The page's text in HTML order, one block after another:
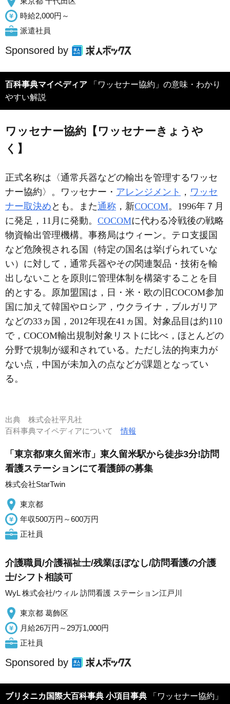
時給2,000円～
派遣社員
Sponsored by
百科事典マイペディア 「ワッセナー協約」の意味・わかり
やすい解説
ワッセナー協約【ワッセナーきょうや
く】
正式名称は〈通常兵器などの輸出を管理するワッセ
ナー協約〉。ワッセナー・ アレンジメント ， ワッセ
ナー取決め とも。また通称 ，新COCOM。1996年７月
に発足，11月に発動。 COCOMに代わる冷戦後の戦略
物資輸出管理機構。事務局はウィーン。テロ支援国
など危険視される国（特定の国名は挙げられていな
い）に対して，通常兵器やその関連製品・技術を輸
出しないことを原則に管理体制を構築することを目
的とする。原加盟国は，日・米・欧の旧COCOM参加
国に加えて韓国やロシア，ウクライナ，ブルガリア
などの33ヵ国，2012年現在41ヵ国。対象品目は約110
で，COCOM輸出規制対象リストに比べ，ほとんどの
分野で規制が緩和されている。ただし法的拘束力が
ない点，中国が未加入の点などが課題となってい
る。
出典 株式会社平凡社
百科事典マイペディアについて情報
「東京都/東久留米市」東久留米駅から徒歩3分!訪問
看護ステーションにて看護師の募集
株式会社StarTwin
東京都
年収500万円～600万円
正社員
介護職員/介護福祉士/残業ほぼなし/訪問看護の介護
士/シフト相談可
WyL 株式会社/ウィル 訪問看護 ステーション江戸川
東京都 葛飾区
月給26万円～29万1,000円
正社員
Sponsored by
ブリタニカ国際大百科事典 小項目事典 「ワッセナー協約」